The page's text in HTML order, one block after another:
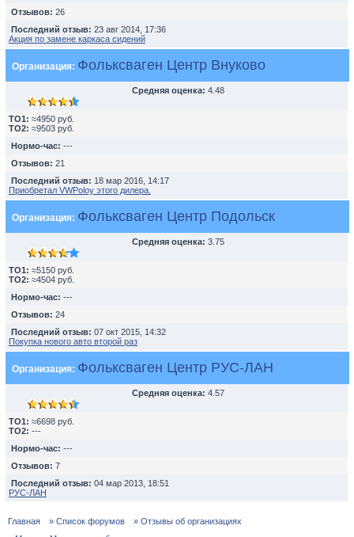
Отзывов: 26
Последний отзыв: 23 авг 2014, 17:36
Акция по замене каркаса сидений
Организация: Фольксваген Центр Внуково
Средняя оценка: 4.48
TO1: ≈4950 руб.
TO2: ≈9503 руб.
Нормо-час: ---
Отзывов: 21
Последний отзыв: 18 мар 2016, 14:17
Приобретал VWPoloу этого дилера.
Организация: Фольксваген Центр Подольск
Средняя оценка: 3.75
TO1: ≈5150 руб.
TO2: ≈4504 руб.
Нормо-час: ---
Отзывов: 24
Последний отзыв: 07 окт 2015, 14:32
Покупка нового авто второй раз
Организация: Фольксваген Центр РУС-ЛАН
Средняя оценка: 4.57
TO1: ≈6698 руб.
TO2: ---
Нормо-час: ---
Отзывов: 7
Последний отзыв: 04 мар 2013, 18:51
РУС-ЛАН
Главная » Список форумов
» Отзывы об организациях